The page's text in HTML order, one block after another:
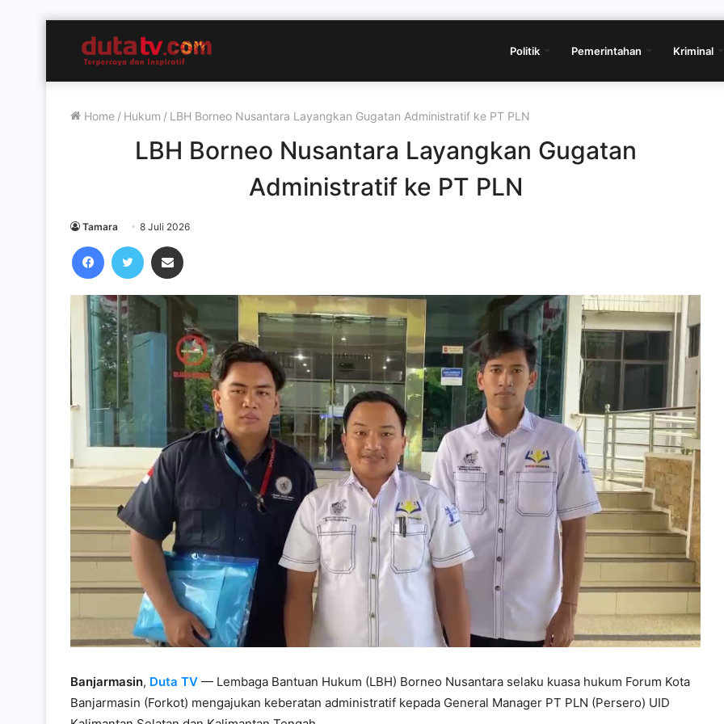
Politik Pemerintahan Kriminal
Home / Hukum / LBH Borneo Nusantara Layangkan Gugatan Administratif ke PT PLN
LBH Borneo Nusantara Layangkan Gugatan
Administratif ke PT PLN
Tamara 8 Juli 2026
FacebookTwitter
Banjarmasin, Duta TV — Lembaga Bantuan Hukum (LBH) Borneo Nusantara selaku kuasa hukum Forum Kota
Banjarmasin (Forkot) mengajukan keberatan administratif kepada General Manager PT PLN (Persero) UID